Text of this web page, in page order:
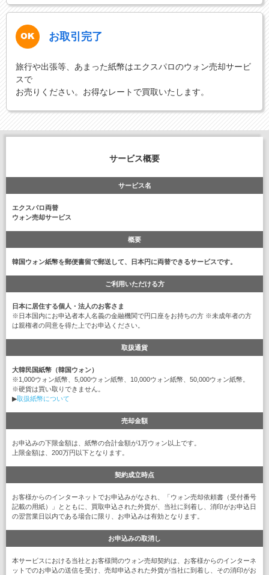
お取引完了
旅行や出張等、あまった紙幣はエクスパロのウォン売却サービ
スで
お売りください。お得なレートで買取いたします。
サービス概要
サービス名
エクスパロ両替
ウォン売却サービス
概要
韓国ウォン紙幣を郵便書留で郵送して、日本円に両替できるサービスです。
ご利用いただける方
日本に居住する個人・法人のお客さま
※日本国内にお申込者本人名義の金融機関で円口座をお持ちの方 ※未成年者の方
は親権者の同意を得た上でお申込ください。
取扱通貨
大韓民国紙幣（韓国ウォン）
※1,000ウォン紙幣、5,000ウォン紙幣、10,000ウォン紙幣、50,000ウォン紙幣。
※硬貨は買い取りできません。
▶取扱紙幣について
売却金額
お申込みの下限金額は、紙幣の合計金額が1万ウォン以上です。
上限金額は、200万円以下となります。
契約成立時点
お客様からのインターネットでお申込みがなされ、「ウォン売却依頼書（受付番号
記載の用紙）」とともに、買取申込された外貨が、当社に到着し、消印がお申込日
の翌営業日以内である場合に限り、お申込みは有効となります。
お申込みの取消し
本サービスにおける当社とお客様間のウォン売却契約は、お客様からのインターネ
ットでのお申込の送信を受け、売却申込された外貨が当社に到着し、その消印がお